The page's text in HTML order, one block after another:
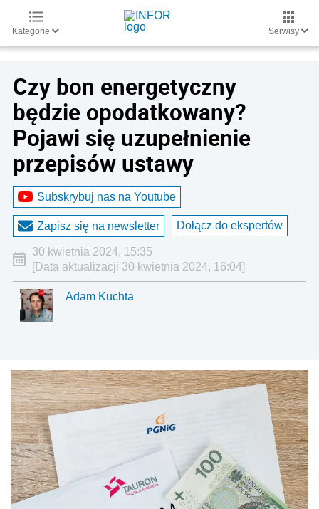
Kategorie Serwisy
Czy bon energetyczny
będzie opodatkowany?
Pojawi się uzupełnienie
przepisów ustawy
Subskrybuj nas na Youtube
Zapisz się na newsletter Dołącz do ekspertów
30 kwietnia 2024, 15:35
[Data aktualizacji 30 kwietnia 2024, 16:04]
Adam Kuchta